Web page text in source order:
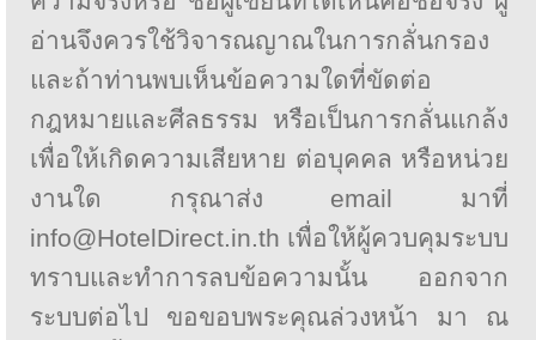
อ่านจึงควรใช้วิจารณญาณในการกลั่นกรอง
และถ้าท่านพบเห็นข้อความใดที่ขัดต่อ
กฎหมายและศีลธรรม หรือเป็นการกลั่นแกล้ง
เพื่อให้เกิดความเสียหาย ต่อบุคคล หรือหน่วย
งานใด กรุณาส่ง email มาที่
info@HotelDirect.in.th เพื่อให้ผู้ควบคุมระบบ
ทราบและทำการลบข้อความนั้น ออกจาก
ระบบต่อไป ขอขอบพระคุณล่วงหน้า มา ณ